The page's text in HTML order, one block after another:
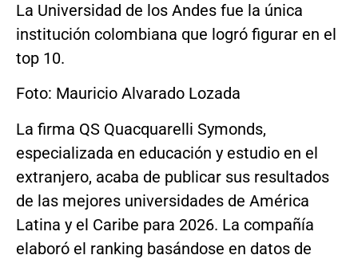
La Universidad de los Andes fue la única
institución colombiana que logró figurar en el
top 10.
Foto: Mauricio Alvarado Lozada
La firma QS Quacquarelli Symonds,
especializada en educación y estudio en el
extranjero, acaba de publicar sus resultados
de las mejores universidades de América
Latina y el Caribe para 2026. La compañía
elaboró el ranking basándose en datos de